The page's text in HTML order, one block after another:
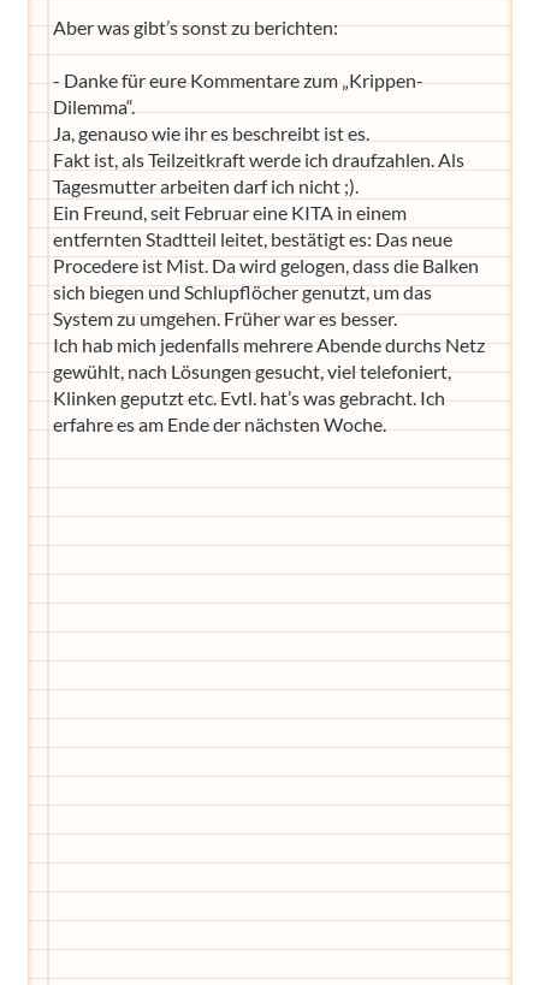
Aber was gibt’s sonst zu berichten:
- Danke für eure Kommentare zum „Krippen-
Dilemma“.
Ja, genauso wie ihr es beschreibt ist es.
Fakt ist, als Teilzeitkraft werde ich draufzahlen. Als
Tagesmutter arbeiten darf ich nicht ;).
Ein Freund, seit Februar eine KITA in einem
entfernten Stadtteil leitet, bestätigt es: Das neue
Procedere ist Mist. Da wird gelogen, dass die Balken
sich biegen und Schlupflöcher genutzt, um das
System zu umgehen. Früher war es besser.
Ich hab mich jedenfalls mehrere Abende durchs Netz
gewühlt, nach Lösungen gesucht, viel telefoniert,
Klinken geputzt etc. Evtl. hat’s was gebracht. Ich
erfahre es am Ende der nächsten Woche.